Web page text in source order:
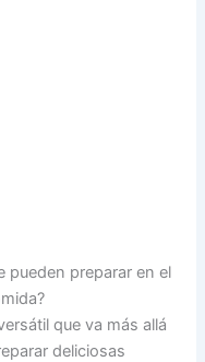
pueden preparar en el
que va más allá
deliciosas